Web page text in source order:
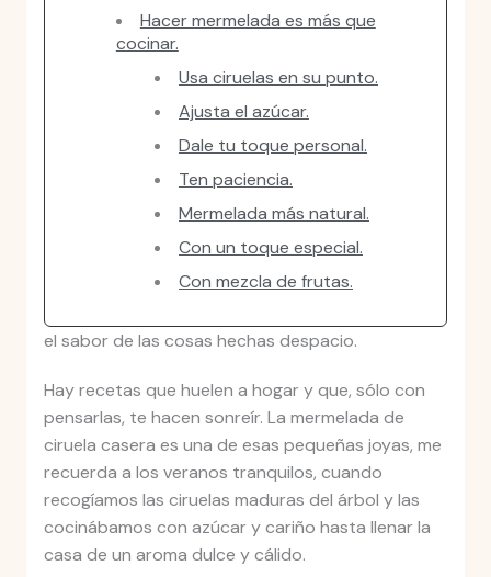
Hacer mermelada es más que
cocinar.
Usa ciruelas en su punto.
Ajusta el azúcar.
Dale tu toque personal.
Ten paciencia.
Mermelada más natural.
Con un toque especial.
Con mezcla de frutas.
el sabor de las cosas hechas despacio.
Hay recetas que huelen a hogar y que, sólo con
pensarlas, te hacen sonreír. La mermelada de
ciruela casera es una de esas pequeñas joyas, me
recuerda a los veranos tranquilos, cuando
recogíamos las ciruelas maduras del árbol y las
cocinábamos con azúcar y cariño hasta llenar la
casa de un aroma dulce y cálido.